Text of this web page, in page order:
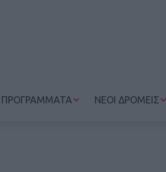
ΠΡΟΓΡΑΜΜΑΤΑ ΝΕΟΙ ΔΡΟΜΕΙΣ